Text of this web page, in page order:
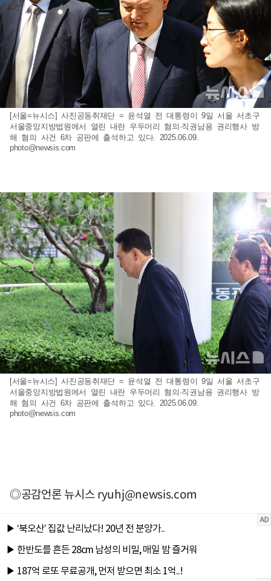
[서울=뉴시스] 사진공동취재단 = 윤석열 전 대통령이 9일 서울 서초구
서울중앙지방법원에서 열린 내란 우두머리 혐의·직권남용 권리행사 방
해 혐의 사건 6차 공판에 출석하고 있다. 2025.06.09.
photo@newsis.com
[서울=뉴시스] 사진공동취재단 = 윤석열 전 대통령이 9일 서울 서초구
서울중앙지방법원에서 열린 내란 우두머리 혐의·직권남용 권리행사 방
해 혐의 사건 6차 공판에 출석하고 있다. 2025.06.09.
photo@newsis.com
◎공감언론 뉴시스ryuhj@newsis.com